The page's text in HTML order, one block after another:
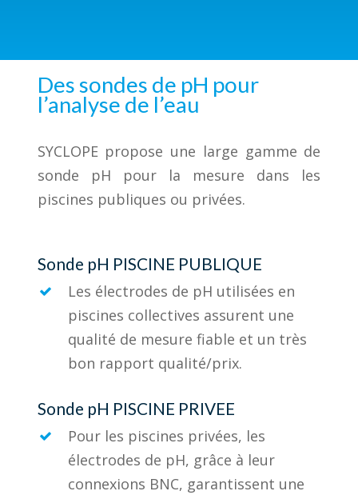
Des sondes de pH pour
l’analyse de l’eau
SYCLOPE propose une large gamme de
sonde pH pour la mesure dans les
piscines publiques ou privées.
Sonde pH PISCINE PUBLIQUE
Les électrodes de pH utilisées en
piscines collectives assurent une
qualité de mesure fiable et un très
bon rapport qualité/prix.
Sonde pH PISCINE PRIVEE
Pour les piscines privées, les
électrodes de pH, grâce à leur
connexions BNC, garantissent une